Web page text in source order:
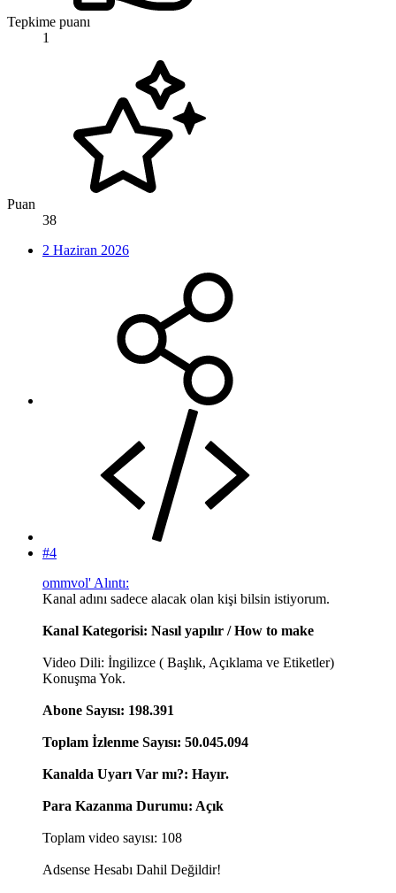
Tepkime puanı
1
Puan
38
2 Haziran 2026
#4
ommvol' Alıntı:
Kanal adını sadece alacak olan kişi bilsin istiyorum.
Kanal Kategorisi: Nasıl yapılır / How to make
Video Dili: İngilizce ( Başlık, Açıklama ve Etiketler)
Konuşma Yok.
Abone Sayısı: 198.391
Toplam İzlenme Sayısı: 50.045.094
Kanalda Uyarı Var mı?: Hayır.
Para Kazanma Durumu: Açık
Toplam video sayısı: 108
Adsense Hesabı Dahil Değildir!